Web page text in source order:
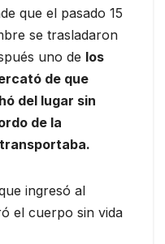
que el pasado 15
se trasladaron
uno de los
de que
del lugar sin
de la
ingresó al
el cuerpo sin vida